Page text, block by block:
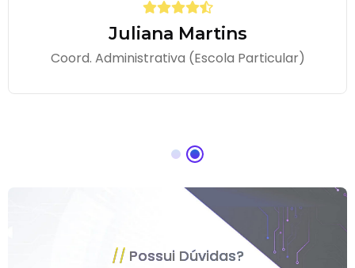
Juliana Martins
Coord. Administrativa (Escola Particular)
Possui Dúvidas?